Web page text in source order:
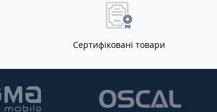
Сертифіковані товари